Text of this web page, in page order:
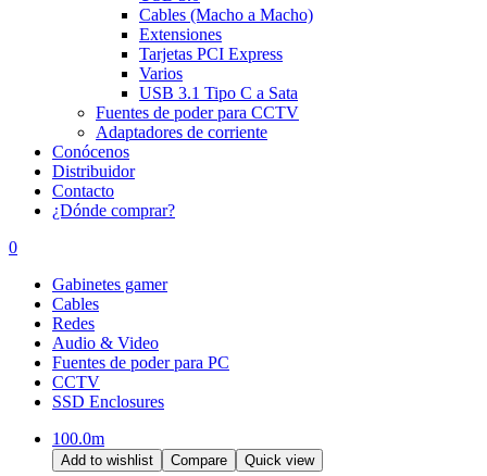
Cables (Macho a Macho)
Extensiones
Tarjetas PCI Express
Varios
USB 3.1 Tipo C a Sata
Fuentes de poder para CCTV
Adaptadores de corriente
Conócenos
Distribuidor
Contacto
¿Dónde comprar?
0
Gabinetes gamer
Cables
Redes
Audio & Video
Fuentes de poder para PC
CCTV
SSD Enclosures
100.0m
Add to wishlist Compare Quick view